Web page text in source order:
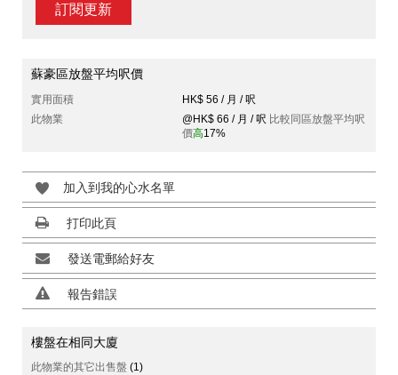
訂閱更新
蘇豪區放盤平均呎價
實用面積
HK$ 56 / 月 / 呎
此物業
@HK$ 66 / 月 / 呎 比較同區放盤平均呎
價高17%
加入到我的心水名單
打印此頁
發送電郵給好友
報告錯誤
樓盤在相同大廈
此物業的其它出售盤 (1)